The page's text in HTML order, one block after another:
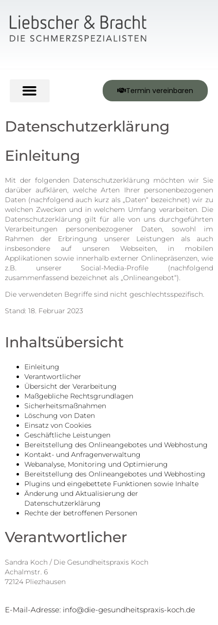
Termin vereinbaren
Datenschutzerklärung
Einleitung
Mit der folgenden Datenschutzerklärung möchten wir Sie
darüber aufklären, welche Arten Ihrer personenbezogenen
Daten (nachfolgend auch kurz als „Daten“ bezeichnet) wir zu
welchen Zwecken und in welchem Umfang verarbeiten. Die
Datenschutzerklärung gilt für alle von uns durchgeführten
Verarbeitungen personenbezogener Daten, sowohl im
Rahmen der Erbringung unserer Leistungen als auch
insbesondere auf unseren Webseiten, in mobilen
Applikationen sowie innerhalb externer Onlinepräsenzen, wie
z.B. unserer Social-Media-Profile (nachfolgend
zusammenfassend bezeichnet als „Onlineangebot“).
Die verwendeten Begriffe sind nicht geschlechtsspezifisch.
Stand: 18. Februar 2023
Inhaltsübersicht
Einleitung
Verantwortlicher
Übersicht der Verarbeitung
Maßgebliche Rechtsgrundlagen
Sicherheitsmaßnahmen
Löschung von Daten
Einsatz von Cookies
Geschäftliche Leistungen
Bereitstellung des Onlineangebotes und Webhostung
Kontakt- und Anfragenverwaltung
Webanalyse, Monitoring und Optimierung
Bereitstellung des Onlineangebotes und Webhosting
Plugins und eingebettete Funktionen sowie Inhalte
Änderung und Aktualisierung der
Datenschutzerklärung
Rechte der betroffenen Personen
Verantwortlicher
Sandra Koch / Die Gesundheitspraxis Koch
Achalmstr. 6
72124 Pliezhausen
E-Mail-Adresse: info@die-gesundheitspraxis-koch.de